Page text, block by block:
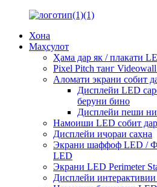
Хона
Маҳсулот
Ҳама дар як / плакати
Pixel Pitch танг
Аломати экрани собит
Дисплейи LED
беруни бино
Дисплейи пеши
Намоиши LED собит
Дисплейи иҷораи саҳна
Экрани шаффоф LED /
LED
Экрани LED Perimeter
Дисплейи